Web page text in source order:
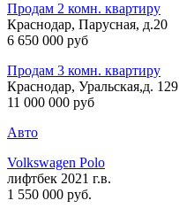
Продам 2 комн. квартиру
Краснодар, Парусная, д.20
6 650 000 руб
Продам 3 комн. квартиру
Краснодар, Уральская,д. 129
11 000 000 руб
Авто
Volkswagen Polo
лифтбек 2021 г.в.
1 550 000 руб.